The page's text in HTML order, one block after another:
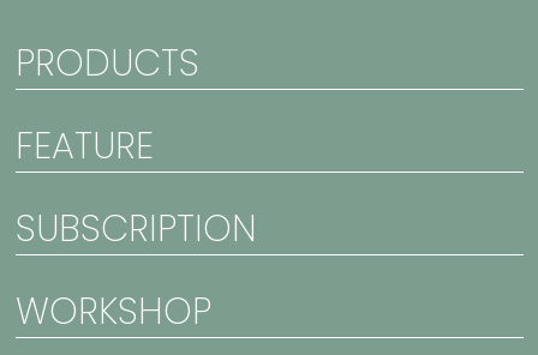
PRODUCTS
FEATURE
SUBSCRIPTION
WORKSHOP